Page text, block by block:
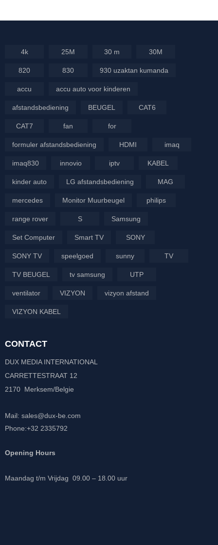
4k 25M 30 m 30M
820 830 930 uzaktan kumanda
accu accu auto voor kinderen
afstandsbediening BEUGEL CAT6
CAT7 fan for
formuler afstandsbediening HDMI imaq
imaq830 innovio iptv KABEL
kinder auto LG afstandsbediening MAG
mercedes Monitor Muurbeugel philips
range rover S Samsung
Set Computer Smart TV SONY
SONY TV speelgoed sunny TV
TV BEUGEL tv samsung UTP
ventilator VIZYON vizyon afstand
VIZYON KABEL
CONTACT
DUX MEDIA INTERNATIONAL
CARRETTESTRAAT 12
2170 Merksem/Belgie
Mail: sales@dux-be.com
Phone:+32 2335792
Opening Hours
Maandag t/m Vrijdag 09.00 – 18.00 uur